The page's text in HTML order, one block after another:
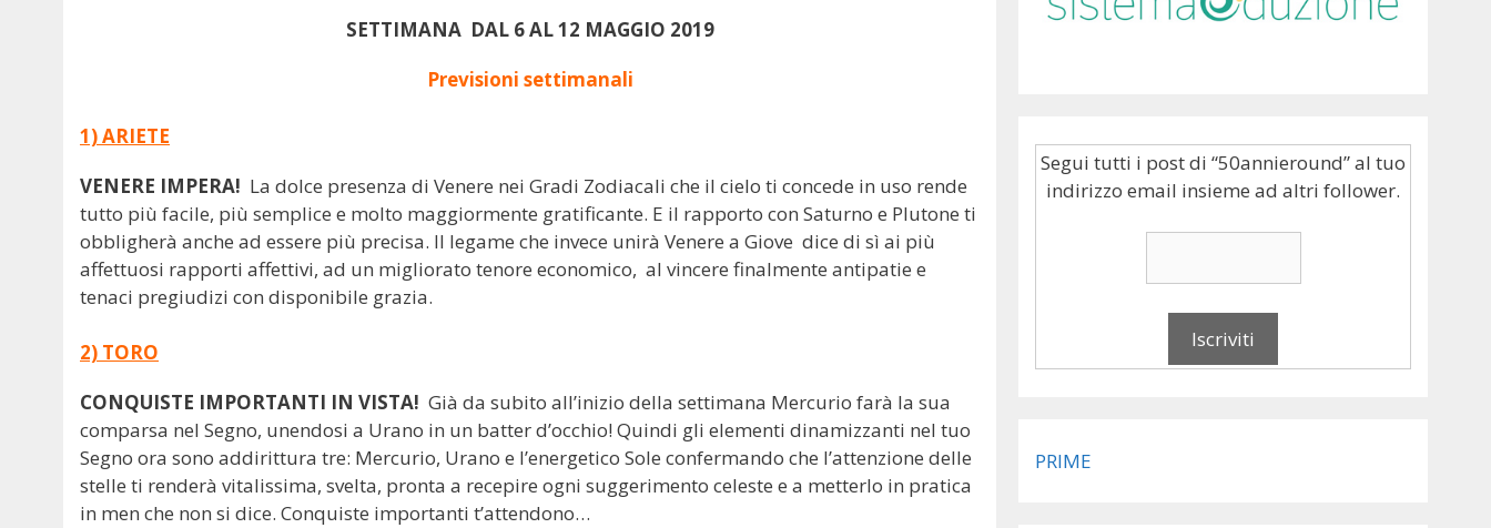
SETTIMANA DAL 6 AL 12 MAGGIO 2019
Previsioni settimanali
1) ARIETE
VENERE IMPERA! La dolce presenza di Venere nei Gradi Zodiacali che il cielo ti concede in uso rende
tutto più facile, più semplice e molto maggiormente gratificante. E il rapporto con Saturno e Plutone ti
obbligherà anche ad essere più precisa. Il legame che invece unirà Venere a Giove dice di sì ai più
affettuosi rapporti affettivi, ad un migliorato tenore economico, al vincere finalmente antipatie e
tenaci pregiudizi con disponibile grazia.
2) TORO
CONQUISTE IMPORTANTI IN VISTA! Già da subito all’inizio della settimana Mercurio farà la sua
comparsa nel Segno, unendosi a Urano in un batter d’occhio! Quindi gli elementi dinamizzanti nel tuo
Segno ora sono addirittura tre: Mercurio, Urano e l’energetico Sole confermando che l’attenzione delle
stelle ti renderà vitalissima, svelta, pronta a recepire ogni suggerimento celeste e a metterlo in pratica
in men che non si dice. Conquiste importanti t’attendono…
Segui tutti i post di “50annieround” al tuo
indirizzo email insieme ad altri follower.
PRIME